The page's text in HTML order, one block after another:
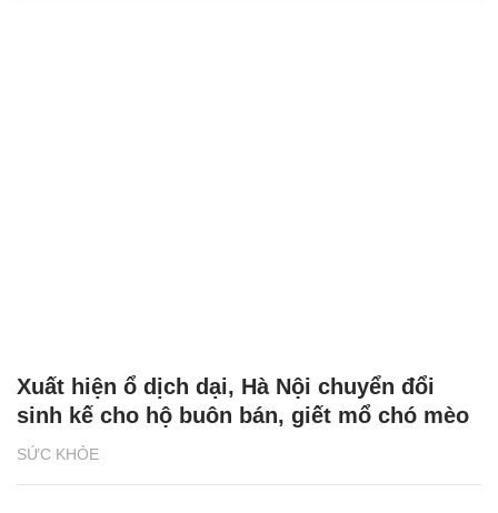
SỨC KHỎE
Xuất hiện ổ dịch dại, Hà Nội chuyển đổi
sinh kế cho hộ buôn bán, giết mổ chó mèo